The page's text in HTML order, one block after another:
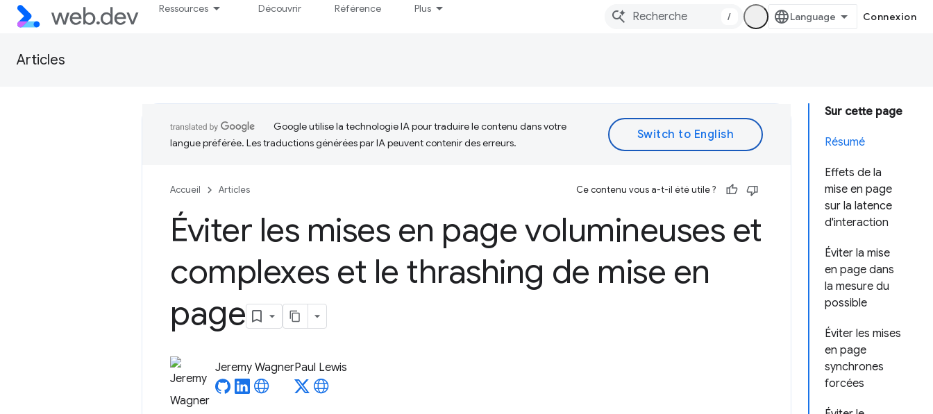
Ressources Découvrir Référence Plus
/ Connexion
Articles
Sur cette page
Résumé
Effets de la
mise en page
sur la latence
d'interaction
Éviter la mise
en page dans
la mesure du
possible
Éviter les mises
en page
synchrones
forcées
Google utilise la technologie IA pour traduire le contenu dans votre
langue préférée. Les traductions générées par IA peuvent contenir des erreurs.
Accueil Articles Ce contenu vous a-t-il été utile ?
Éviter les mises en page volumineuses et
complexes et le thrashing de mise en
page
Jeremy WagnerPaul Lewis